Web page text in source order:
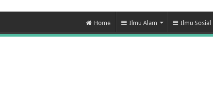
Home Ilmu Alam Ilmu Sosial